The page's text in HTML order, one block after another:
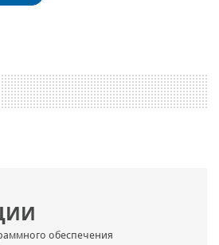
обеспечения